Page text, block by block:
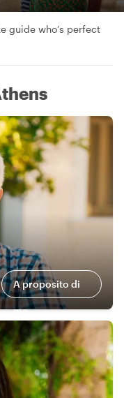
guide who’s perfect
A proposito di
me